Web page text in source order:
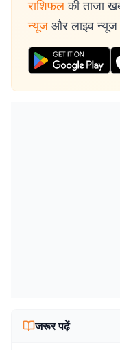
राशिफल की ताजा
न्यूज और लाइव
जरूर पढ़ें